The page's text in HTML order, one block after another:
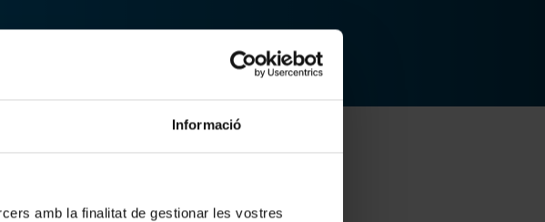
Informació
amb la finalitat de gestionar les vostres